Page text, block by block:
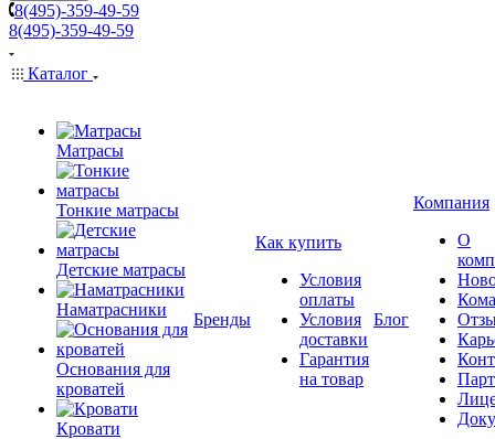
8(495)-359-49-59
8(495)-359-49-59
Каталог
Матрасы
Тонкие матрасы
Детские матрасы
Наматрасники
Основания для
кроватей
Кровати
Бренды
Как купить
Условия
оплаты
Условия
доставки
Гарантия
на товар
Блог
Компания
О